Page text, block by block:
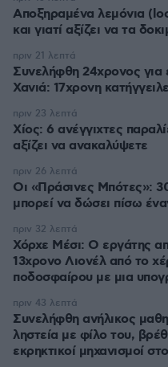
Αποξηραμένα λεμόνια
και γιατί αξίζει να τα
Συνελήφθη 24χρονος για
Χανιά: 17χρονη
πριν 21 λεπτά
Χίος: 6 ανέγγιχτες
αξίζει να ανακαλύψετε
πριν 23 λεπτά
Οι «Πράσινες Μπότες»:
μπορεί να δώσει πίσω
πριν 26 λεπτά
Χόρχε Μέσι: Ο εργάτης
13χρονο Λιονέλ από το
ποδοσφαίρου με μια
πριν 32 λεπτά
Συνελήφθη ανήλικος
ληστεία με φίλο του,
εκρηκτικοί μηχανισμοί
πριν 43 λεπτά